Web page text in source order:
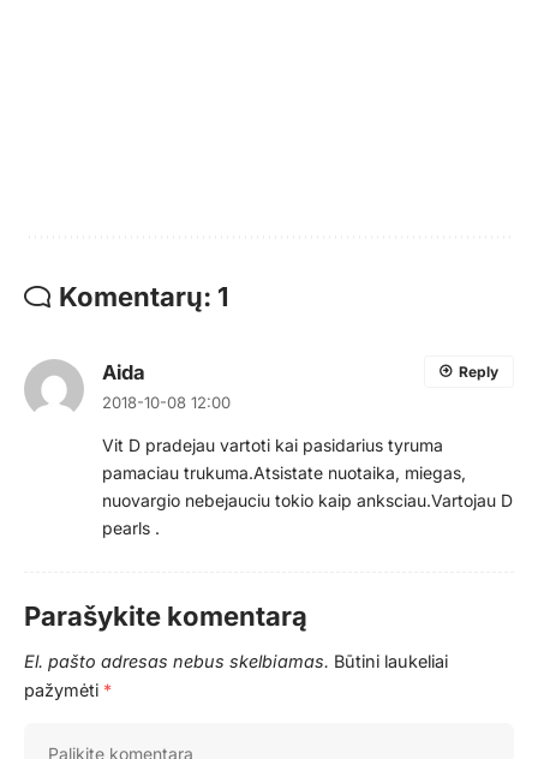
Komentarų: 1
Aida
2018-10-08 12:00
Vit D pradejau vartoti kai pasidarius tyruma
pamaciau trukuma.Atsistate nuotaika, miegas,
nuovargio nebejauciu tokio kaip anksciau.Vartojau D
pearls .
Reply
Parašykite komentarą
El. pašto adresas nebus skelbiamas. Būtini laukeliai
pažymėti *